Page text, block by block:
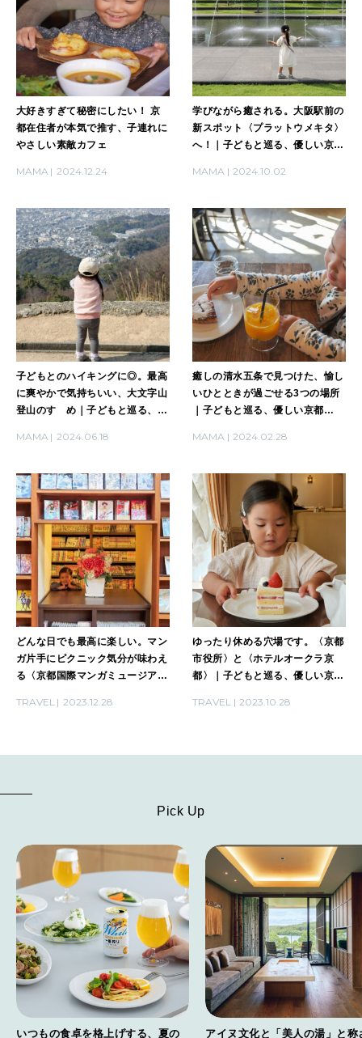
WORK&MONEY
いい人生って？
MAGAZINE
2026年9月号「北海道 おいしく遊ぶ、夏のご褒美旅。」
2026年7月号「鎌倉 ローカルが 教えてくれた 本当の歩き方。」
2026年6月号「大銀座 トレンドが生まれる 新しい一流店へ。」
2026年5月号「“大好き”に出会いに。韓国」
2026年4月号「未来をつくる、学びの教科書。」
2026年3月号「スイーツ予想図 2026」
2025年12月号「お酒の新常識。」
MAGAZINE MOOK
FOLLOW US!
大好きすぎて秘密にしたい！ 京
都在住者が本気で推す、子連れに
やさしい素敵カフェ
MAMA 2024.12.24
学びながら癒される。大阪駅前の
新スポット〈プラットウメキタ〉
へ！｜子どもと巡る、優しい京都
MAMA 2024.10.02
子どもとのハイキングに◎。最高
に爽やかで気持ちいい、大文字山
登山のすゝめ｜子どもと巡る、優
MAMA 2024.06.18
癒しの清水五条で見つけた、愉し
いひとときが過ごせる3つの場所
｜子どもと巡る、優しい京都
MAMA 2024.02.28
どんな日でも最高に楽しい。マン
ガ片手にピクニック気分が味わえ
る〈京都国際マンガミュージア
TRAVEL 2023.12.28
ゆったり休める穴場です。〈京都
市役所〉と〈ホテルオークラ京
都〉｜子どもと巡る、優しい京都
TRAVEL 2023.10.28
Pick Up
いつもの食卓を格上げする、夏の アイヌ文化と「美人の湯」と称